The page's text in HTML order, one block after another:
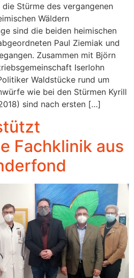
Stürme des vergangenen
Wäldern
sind die beiden heimischen
Paul Ziemiak und
Zusammen mit Björn
Iserlohn
Waldstücke rund um
wie bei den Stürmen Kyrill
sind nach ersten […]
Fachklinik aus